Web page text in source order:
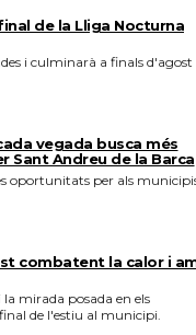
de la Lliga Nocturna
i culminarà a finals d'agost
vegada busca més
Sant Andreu de la Barca
oportunitats per als
combatent la calor i
mirada posada en els
de l'estiu al municipi.